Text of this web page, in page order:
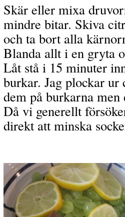
Skär eller mixa
mindre bitar. Skiva
och ta bort alla
Blanda allt i en gryta
Låt stå i 15 minuter
burkar. Jag plockar
dem på burkarna
Då vi generellt
direkt att minska